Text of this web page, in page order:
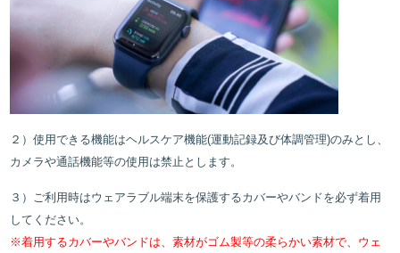
２）使用できる機能はヘルスケア機能(運動記録及び体調管理)のみとし、
カメラや通話機能等の使用は禁止とします。
３）ご利用時はウェアラブル端末を保護するカバーやバンドを必ず着用
してください。
※着用するカバーやバンドは、素材がゴム製等の柔らかい素材で、ウェ